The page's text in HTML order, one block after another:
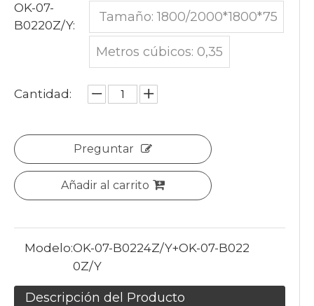
OK-07-
B0220Z/Y:
Tamaño: 1800/2000*1800*75
Metros cúbicos: 0,35
Cantidad:
Preguntar
Añadir al carrito
Modelo:OK-07-B0224Z/Y+OK-07-B022
0Z/Y
Descripción del Producto